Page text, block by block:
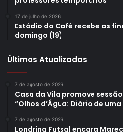
Casa Abrigo e Sala da Mulher
Arte Mulher Empreendedora
promovendo a exposição e
17 de julho de 2026
Estádio do Café recebe as
domingo (19)
Últimas Atualizadas
7 de agosto de 2026
Casa da Vila promove
“Olhos d’Água: Diário de
7 de agosto de 2026
Londrina Futsal encara